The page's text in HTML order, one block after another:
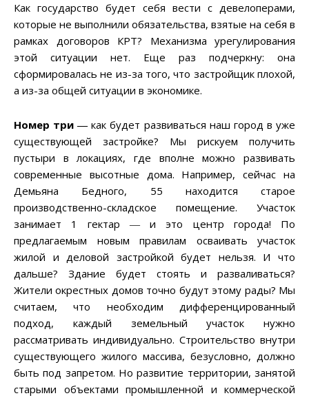
Как государство будет себя вести с девелоперами,
которые не выполнили обязательства, взятые на себя в
рамках договоров КРТ? Механизма урегулирования
этой ситуации нет. Еще раз подчеркну: она
сформировалась не из-за того, что застройщик плохой,
а из-за общей ситуации в экономике.
Номер три ―как будет развиваться наш город в уже
существующей застройке? Мы рискуем получить
пустыри в локациях, где вполне можно развивать
современные высотные дома. Например, сейчас на
Демьяна Бедного, 55 находится старое
производственно-складское помещение. Участок
занимает 1 гектар ― и это центр города! По
предлагаемым новым правилам осваивать участок
жилой и деловой застройкой будет нельзя. И что
дальше? Здание будет стоять и разваливаться?
Жители окрестных домов точно будут этому рады? Мы
считаем, что необходим дифференцированный
подход, каждый земельный участок нужно
рассматривать индивидуально. Строительство внутри
существующего жилого массива, безусловно, должно
быть под запретом. Но развитие территории, занятой
старыми объектами промышленной и коммерческой